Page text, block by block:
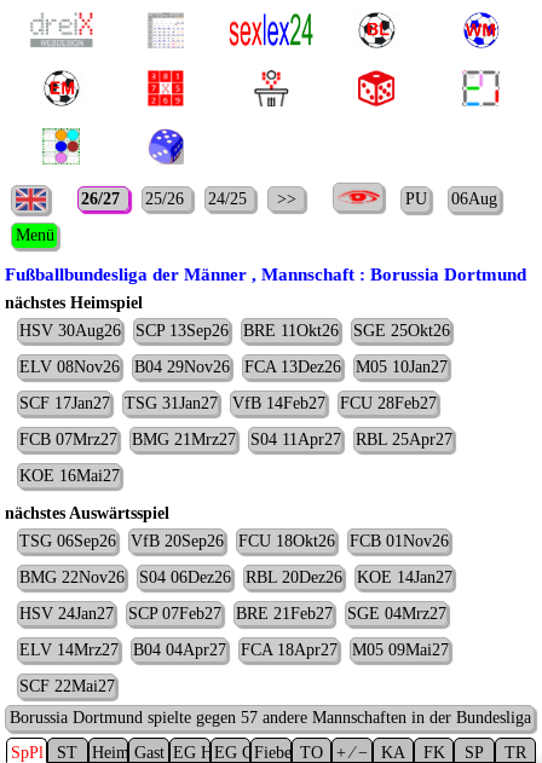
26/27 25/26 24/25 >> PU
06Aug
Menü
Fußballbundesliga der Männer , Mannschaft : Borussia Dortmund
nächstes Heimspiel
HSV 30Aug26
SCP 13Sep26 BRE 11Okt26
SGE 25Okt26
ELV 08Nov26
B04 29Nov26 FCA 13Dez26
M05 10Jan27
SCF 17Jan27
TSG 31Jan27 VfB 14Feb27
FCU 28Feb27
FCB 07Mrz27
BMG 21Mrz27 S04 11Apr27
RBL 25Apr27
KOE 16Mai27
nächstes Auswärtsspiel
TSG 06Sep26
VfB 20Sep26 FCU 18Okt26
FCB 01Nov26
BMG 22Nov26
S04 06Dez26 RBL 20Dez26
KOE 14Jan27
HSV 24Jan27
SCP 07Feb27 BRE 21Feb27
SGE 04Mrz27
ELV 14Mrz27
B04 04Apr27 FCA 18Apr27
M05 09Mai27
SCF 22Mai27
Borussia Dortmund spielte gegen 57 andere Mannschaften in der Bundesliga
SpPl
ST Heim Gast EG HeimEG GastFieber TO + ⁄ − KA FK SP
TR